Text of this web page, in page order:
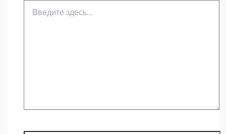
здесь...